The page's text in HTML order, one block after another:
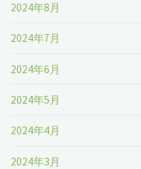
2024年8月
2024年7月
2024年6月
2024年5月
2024年4月
2024年3月